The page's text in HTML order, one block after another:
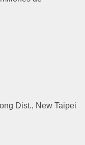
Dist., New Taipei